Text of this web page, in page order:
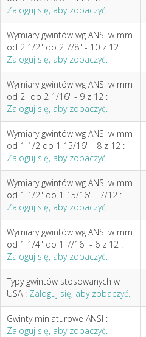
Zaloguj się, aby zobaczyć.
Wymiary gwintów wg ANSI w mm
od 2 1/2" do 2 7/8" - 10 z 12 :
Zaloguj się, aby zobaczyć.
Wymiary gwintów wg ANSI w mm
od 2" do 2 1/16" - 9 z 12 :
Zaloguj się, aby zobaczyć.
Wymiary gwintów wg ANSI w mm
od 1 1/2 do 1 15/16" - 8 z 12 :
Zaloguj się, aby zobaczyć.
Wymiary gwintów wg ANSI w mm
od 1 1/2" do 1 15/16" - 7/12 :
Zaloguj się, aby zobaczyć.
Wymiary gwintów wg ANSI w mm
od 1 1/4" do 1 7/16" - 6 z 12 :
Zaloguj się, aby zobaczyć.
Typy gwintów stosowanych w
USA : Zaloguj się, aby zobaczyć.
Gwinty miniaturowe ANSI :
Zaloguj się, aby zobaczyć.